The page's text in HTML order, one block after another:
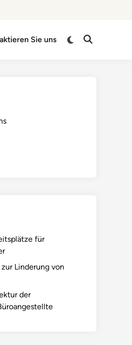
Sie uns
Switch
Open
für
Linderung von
der